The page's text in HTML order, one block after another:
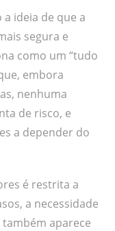
ideia de que a
segura e
como um “tudo
embora
nenhuma
de risco, e
a depender do
é restrita a
a necessidade
aparece